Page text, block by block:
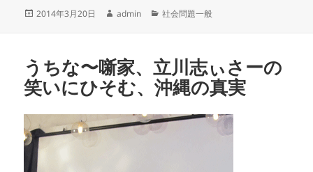
投
2014年3月20日
作
admin
カ
ー
社会問題一般
うちな〜噺家、立川志ぃさーの
笑いにひそむ、沖縄の真実